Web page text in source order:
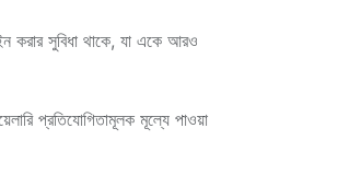
করার সুবিধা থাকে, যা একে আরও
প্রতিযোগিতামূলক মূল্যে পাওয়া